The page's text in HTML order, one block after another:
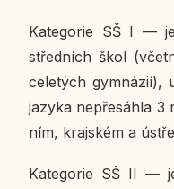
Ka­te­go­rie SŠ I —
střed­ních škol
ce­le­tých gym­ná­zií),
jazyka ne­pře­sáh­la
ním, kraj­ském a
Ka­te­go­rie SŠ II —